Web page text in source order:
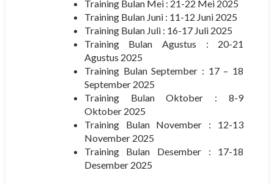
Training Bulan Mei : 21-22 Mei 2025
Training Bulan Juni : 11-12 Juni 2025
Training Bulan Juli : 16-17 Juli 2025
Training Bulan Agustus : 20-21
Agustus 2025
Training Bulan September : 17 – 18
September 2025
Training Bulan Oktober : 8-9
Oktober 2025
Training Bulan November : 12-13
November 2025
Training Bulan Desember : 17-18
Desember 2025